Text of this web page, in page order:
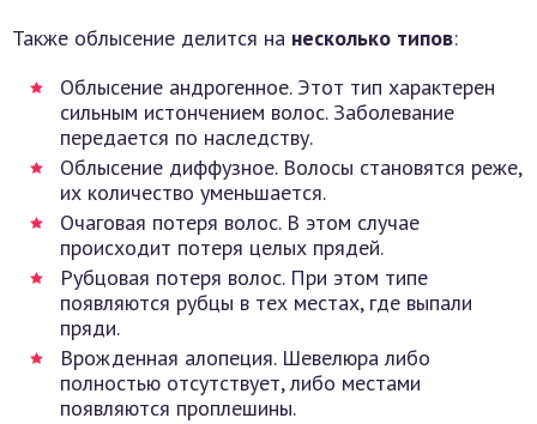
Также облысение делится на несколько типов:
Облысение андрогенное. Этот тип характерен
сильным истончением волос. Заболевание
передается по наследству.
Облысение диффузное. Волосы становятся реже,
их количество уменьшается.
Очаговая потеря волос. В этом случае
происходит потеря целых прядей.
Рубцовая потеря волос. При этом типе
появляются рубцы в тех местах, где выпали
пряди.
Врожденная алопеция. Шевелюра либо
полностью отсутствует, либо местами
появляются проплешины.